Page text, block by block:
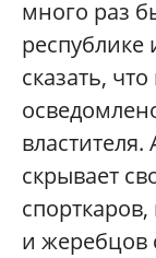
много раз
сказать,
скрывает
и жеребцов